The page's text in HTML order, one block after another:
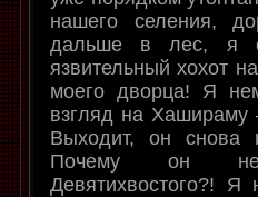
нашего селения,
дальше в лес, я
язвительный хохот
моего дворца! Я
взгляд на
Выходит, он снова
Почему он не
Девятихвостого?! Я